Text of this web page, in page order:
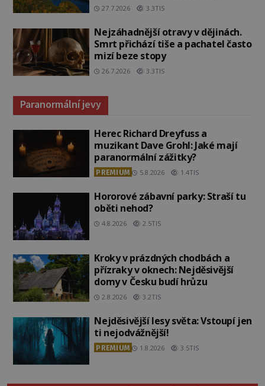
27.7.2026 3.3TIS
Nejzáhadnější otravy v dějinách.
Smrt přichází tiše a pachatel často
mizí beze stopy
26.7.2026 3.3TIS
Paranormální jevy
Herec Richard Dreyfuss a
muzikant Dave Grohl: Jaké mají
paranormální zážitky?
PREMIUM 5.8.2026 1.4TIS
Hororové zábavní parky: Straší tu
oběti nehod?
4.8.2026 2.5TIS
Kroky v prázdných chodbách a
přízraky v oknech: Nejděsivější
domy v Česku budí hrůzu
2.8.2026 3.2TIS
Nejděsivější lesy světa: Vstoupí jen
ti nejodvážnější!
PREMIUM 1.8.2026 3.5TIS